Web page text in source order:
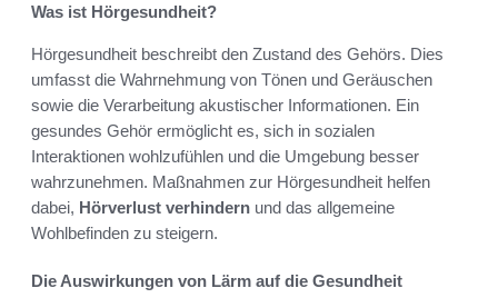
Was ist Hörgesundheit?
Hörgesundheit beschreibt den Zustand des Gehörs. Dies
umfasst die Wahrnehmung von Tönen und Geräuschen
sowie die Verarbeitung akustischer Informationen. Ein
gesundes Gehör ermöglicht es, sich in sozialen
Interaktionen wohlzufühlen und die Umgebung besser
wahrzunehmen. Maßnahmen zur Hörgesundheit helfen
dabei, Hörverlust verhindern und das allgemeine
Wohlbefinden zu steigern.
Die Auswirkungen von Lärm auf die Gesundheit